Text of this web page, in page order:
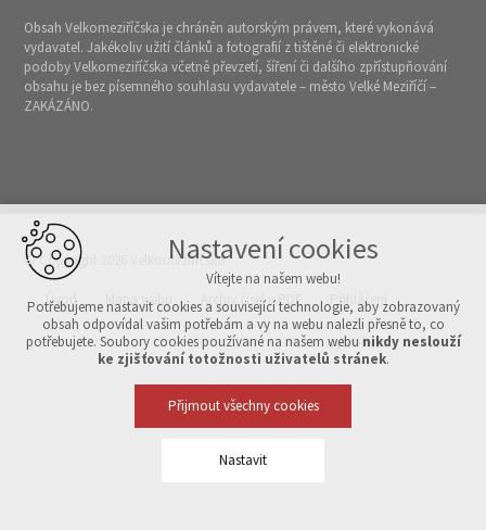
Obsah Velkomeziříčska je chráněn autorským právem, které vykonává
vydavatel. Jakékoliv užití článků a fotografií z tištěné či elektronické
podoby Velkomeziříčska včetně převzetí, šíření či dalšího zpřístupňování
obsahu je bez písemného souhlasu vydavatele – město Velké Meziříčí –
ZAKÁZÁNO.
© Copyright 2026 Velkomeziříčsko
Úvod Mapa webu Archiv čísel v PDF Přihlášení
Vytvořeno v xart.cz
Nastavení cookies
Vítejte na našem webu!
Potřebujeme nastavit cookies a související technologie, aby zobrazovaný
obsah odpovídal vašim potřebám a vy na webu nalezli přesně to, co
potřebujete. Soubory cookies používané na našem webu nikdy neslouží
ke zjišťování totožnosti uživatelů stránek.
Přijmout všechny cookies
Nastavit